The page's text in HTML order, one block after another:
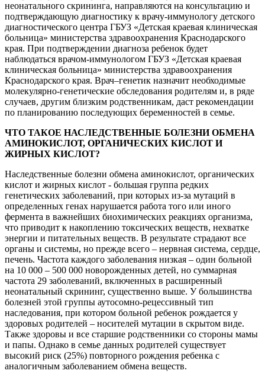
неонатального скрининга, направляются на консультацию и
подтверждающую диагностику к врачу-иммунологу детского
диагностического центра ГБУЗ «Детская краевая клиническая
больница» министерства здравоохранения Краснодарского
края. При подтверждении диагноза ребенок будет
наблюдаться врачом-иммунологом ГБУЗ «Детская краевая
клиническая больница» министерства здравоохранения
Краснодарского края. Врач–генетик назначит необходимые
молекулярно-генетические обследования родителям и, в ряде
случаев, другим близким родственникам, даст рекомендации
по планированию последующих беременностей в семье.
ЧТО ТАКОЕ НАСЛЕДСТВЕННЫЕ БОЛЕЗНИ ОБМЕНА
АМИНОКИСЛОТ, ОРГАНИЧЕСКИХ КИСЛОТ И
ЖИРНЫХ КИСЛОТ?
Наследственные болезни обмена аминокислот, органических
кислот и жирных кислот - большая группа редких
генетических заболеваний, при которых из-за мутаций в
определенных генах нарушается работа того или иного
фермента в важнейших биохимических реакциях организма,
что приводит к накоплению токсических веществ, нехватке
энергии и питательных веществ. В результате страдают все
органы и системы, но прежде всего – нервная система, сердце,
печень. Частота каждого заболевания низкая – один больной
на 10 000 – 500 000 новорожденных детей, но суммарная
частота 29 заболеваний, включенных в расширенный
неонатальный скрининг, существенно выше. У большинства
болезней этой группы аутосомно-рецессивный тип
наследования, при котором больной ребенок рождается у
здоровых родителей – носителей мутации в скрытом виде.
Также здоровы и все старшие родственники со стороны мамы
и папы. Однако в семье данных родителей существует
высокий риск (25%) повторного рождения ребенка с
аналогичным заболеванием обмена веществ.